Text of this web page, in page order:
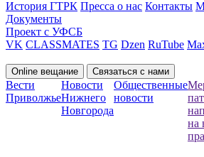
История ГТРК Пресса о нас Контакты
Документы
Проект с УФСБ
VK CLASSMATES TG Dzen RuTube
Online вещание Связаться с нами
Вести
Приволжье
Новости
Нижнего
Новгорода
Общественные
новости
на